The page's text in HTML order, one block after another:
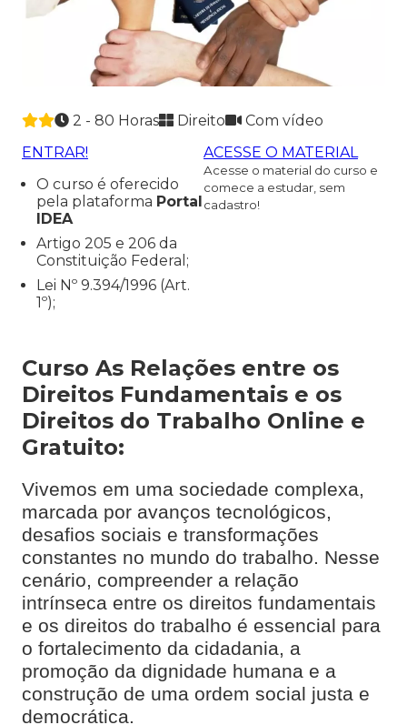
2 - 80 Horas Direito
Com vídeo
ENTRAR!
O curso é oferecido
pela plataforma Portal
IDEA
Artigo 205 e 206 da
Constituição Federal;
Lei Nº 9.394/1996 (Art.
1º);
ACESSE O MATERIAL
Acesse o material do curso e
comece a estudar, sem
cadastro!
Curso As Relações entre os
Direitos Fundamentais e os
Direitos do Trabalho Online e
Gratuito:
Vivemos em uma sociedade complexa,
marcada por avanços tecnológicos,
desafios sociais e transformações
constantes no mundo do trabalho. Nesse
cenário, compreender a relação
intrínseca entre os direitos fundamentais
e os direitos do trabalho é essencial para
o fortalecimento da cidadania, a
promoção da dignidade humana e a
construção de uma ordem social justa e
democrática.